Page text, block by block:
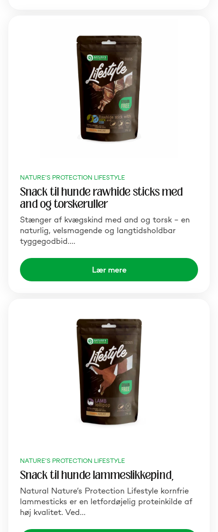
NATURE'S PROTECTION LIFESTYLE
Snack til hunde rawhide sticks med
and og torskeruller
Stænger af kvægskind med and og torsk – en
naturlig, velsmagende og langtidsholdbar
tyggegodbid.…
Lær mere
NATURE'S PROTECTION LIFESTYLE
Snack til hunde lammeslikkepind,
Natural Nature’s Protection Lifestyle kornfrie
lammesticks er en letfordøjelig proteinkilde af
høj kvalitet. Ved…